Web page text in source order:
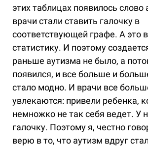
этих таблицах появилось слово
врачи стали ставить галочку в
соответствующей графе. А это
статистику. И поэтому
раньше аутизма не было, а
появился, и все больше и
стало модно. И врачи все
увлекаются: привели ребенка,
немножко не так себя ведет. У
галочку. Поэтому я, честно
верю в то, что аутизм вдруг стал